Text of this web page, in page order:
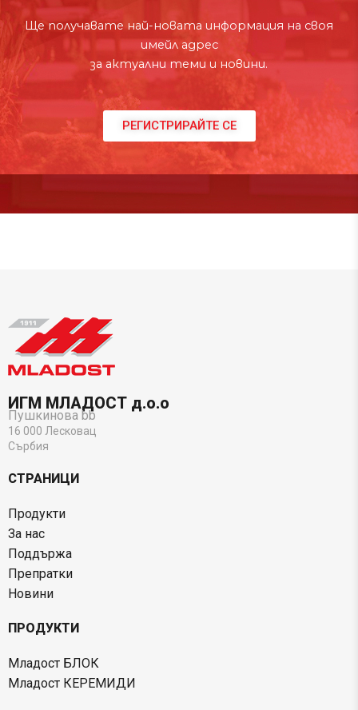
Ще получавате най-новата информация на своя
имейл адрес
за актуални теми и новини.
РЕГИСТРИРАЙТЕ СЕ
ИГМ МЛАДОСТ д.о.о
Пушкинова bb
16 000 Лесковац
Сърбия
СТРАНИЦИ
Продукти
За нас
Поддържа
Препратки
Новини
ПРОДУКТИ
Младост БЛОК
Младост КЕРЕМИДИ